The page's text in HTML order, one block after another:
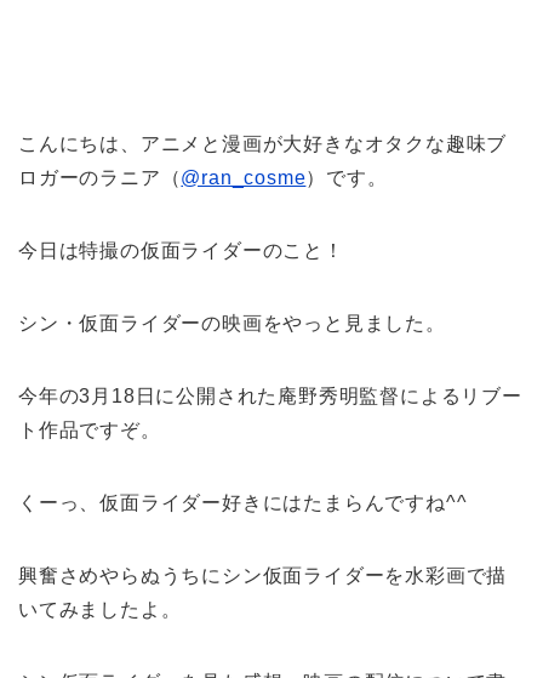
こんにちは、アニメと漫画が大好きなオタクな趣味ブ
ロガーのラニア（@ran_cosme）です。
今日は特撮の仮面ライダーのこと！
シン・仮面ライダーの映画をやっと見ました。
今年の3月18日に公開された庵野秀明監督によるリブー
ト作品ですぞ。
くーっ、仮面ライダー好きにはたまらんですね^^
興奮さめやらぬうちにシン仮面ライダーを水彩画で描
いてみましたよ。